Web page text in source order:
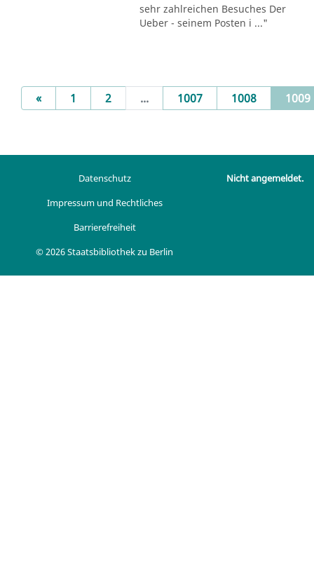
sehr zahlreichen Besuches Der
Ueber - seinem Posten i ..."
«Previous
1 2 ... 1007 1008 1009
Datenschutz
Impressum und Rechtliches
Barrierefreiheit
© 2026 Staatsbibliothek zu Berlin
Nicht angemeldet.